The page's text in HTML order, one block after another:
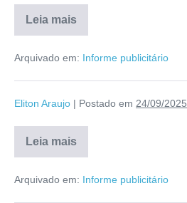
Leia mais
Arquivado em: Informe publicitário
Eliton Araujo | Postado em 24/09/2025
Leia mais
Arquivado em: Informe publicitário